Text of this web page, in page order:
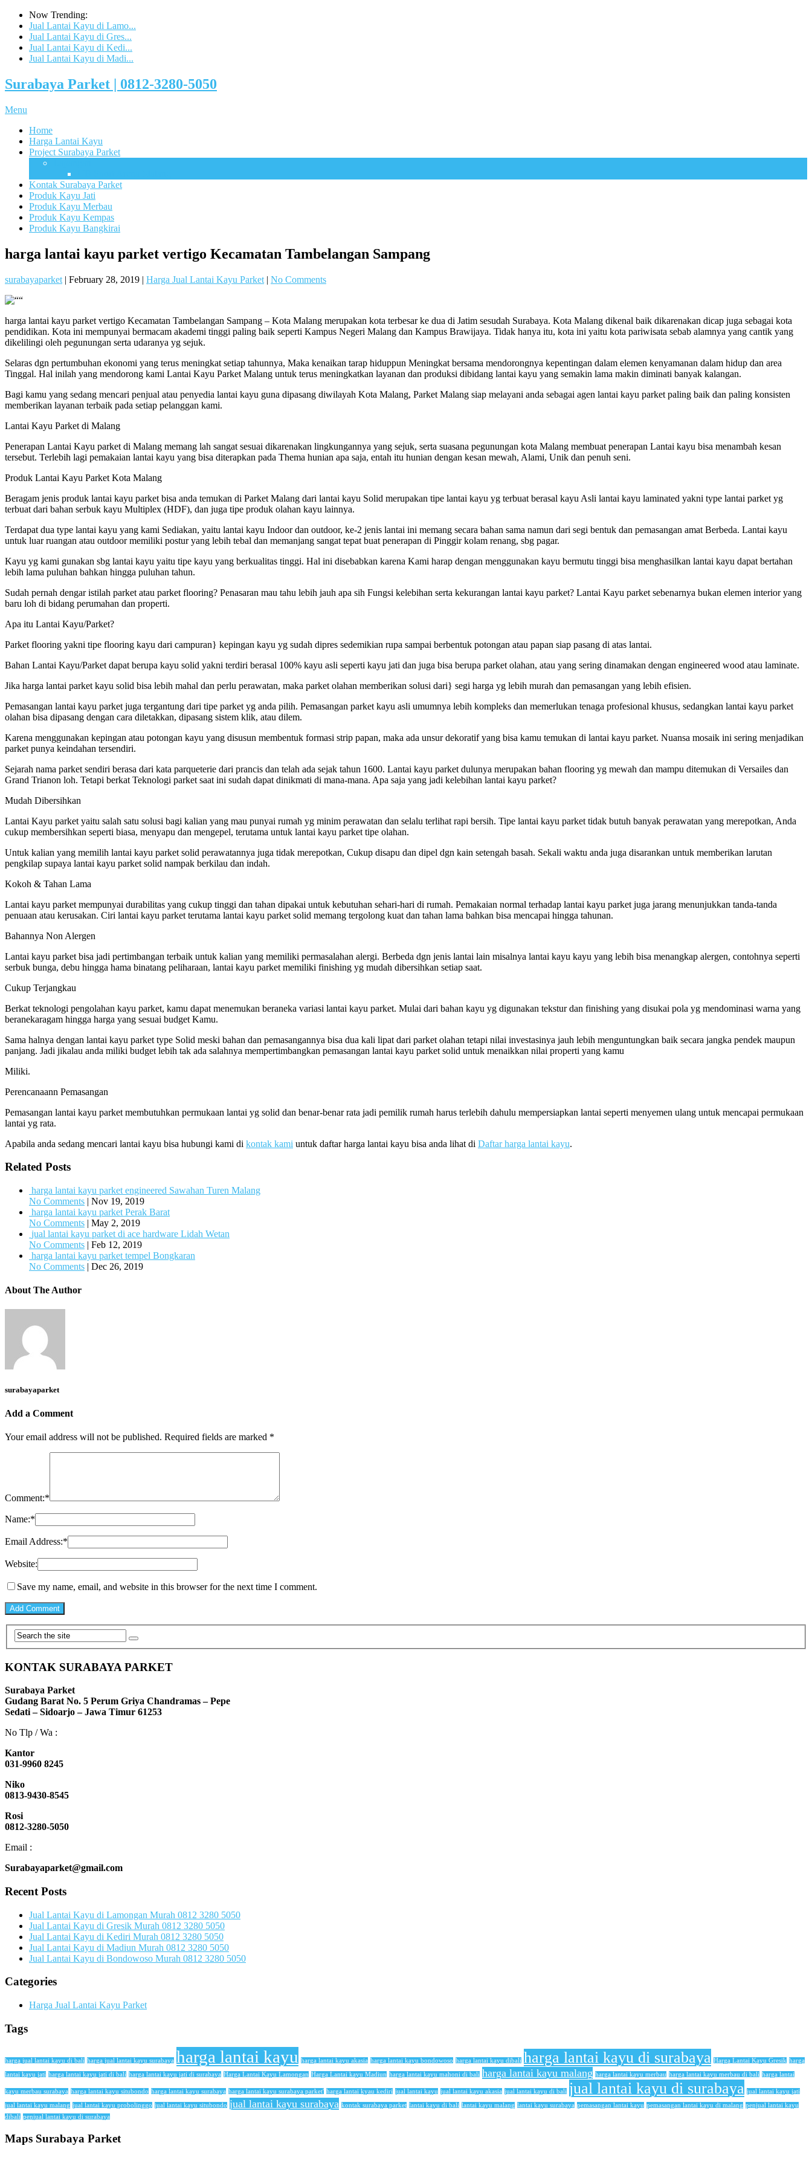
Now Trending:
Jual Lantai Kayu di Lamo...
Jual Lantai Kayu di Gres...
Jual Lantai Kayu di Kedi...
Jual Lantai Kayu di Madi...
Surabaya Parket | 0812-3280-5050
Menu
Home
Harga Lantai Kayu
Project Surabaya Parket
Kontak Surabaya Parket
Produk Kayu Jati
Produk Kayu Merbau
Produk Kayu Kempas
Produk Kayu Bangkirai
harga lantai kayu parket vertigo Kecamatan Tambelangan Sampang
surabayaparket | February 28, 2019 | Harga Jual Lantai Kayu Parket | No Comments
harga lantai kayu parket vertigo Kecamatan Tambelangan Sampang – Kota Malang merupakan kota terbesar ke dua di Jatim sesudah Surabaya. Kota Malang dikenal baik dikarenakan dicap juga sebagai kota
pendidikan. Kota ini mempunyai bermacam akademi tinggi paling baik seperti Kampus Negeri Malang dan Kampus Brawijaya. Tidak hanya itu, kota ini yaitu kota pariwisata sebab alamnya yang cantik yang
dikelilingi oleh pegunungan serta udaranya yg sejuk.
Selaras dgn pertumbuhan ekonomi yang terus meningkat setiap tahunnya, Maka kenaikan tarap hiduppun Meningkat bersama mendorongnya kepentingan dalam elemen kenyamanan dalam hidup dan area
Tinggal. Hal inilah yang mendorong kami Lantai Kayu Parket Malang untuk terus meningkatkan layanan dan produksi dibidang lantai kayu yang semakin lama makin diminati banyak kalangan.
Bagi kamu yang sedang mencari penjual atau penyedia lantai kayu guna dipasang diwilayah Kota Malang, Parket Malang siap melayani anda sebagai agen lantai kayu parket paling baik dan paling konsisten
memberikan layanan terbaik pada setiap pelanggan kami.
Lantai Kayu Parket di Malang
Penerapan Lantai Kayu parket di Malang memang lah sangat sesuai dikarenakan lingkungannya yang sejuk, serta suasana pegunungan kota Malang membuat penerapan Lantai kayu bisa menambah kesan
tersebut. Terlebih lagi pemakaian lantai kayu yang bisa diterapkan pada Thema hunian apa saja, entah itu hunian dengan kesan mewah, Alami, Unik dan penuh seni.
Produk Lantai Kayu Parket Kota Malang
Beragam jenis produk lantai kayu parket bisa anda temukan di Parket Malang dari lantai kayu Solid merupakan tipe lantai kayu yg terbuat berasal kayu Asli lantai kayu laminated yakni type lantai parket yg
terbuat dari bahan serbuk kayu Multiplex (HDF), dan juga tipe produk olahan kayu lainnya.
Terdapat dua type lantai kayu yang kami Sediakan, yaitu lantai kayu Indoor dan outdoor, ke-2 jenis lantai ini memang secara bahan sama namun dari segi bentuk dan pemasangan amat Berbeda. Lantai kayu
untuk luar ruangan atau outdoor memiliki postur yang lebih tebal dan memanjang sangat tepat buat penerapan di Pinggir kolam renang, sbg pagar.
Kayu yg kami gunakan sbg lantai kayu yaitu tipe kayu yang berkualitas tinggi. Hal ini disebabkan karena Kami harap dengan menggunakan kayu bermutu tinggi bisa menghasilkan lantai kayu dapat bertahan
lebih lama puluhan bahkan hingga puluhan tahun.
Sudah pernah dengar istilah parket atau parket flooring? Penasaran mau tahu lebih jauh apa sih Fungsi kelebihan serta kekurangan lantai kayu parket? Lantai Kayu parket sebenarnya bukan elemen interior yang
baru loh di bidang perumahan dan properti.
Apa itu Lantai Kayu/Parket?
Parket flooring yakni tipe flooring kayu dari campuran} kepingan kayu yg sudah dipres sedemikian rupa sampai berbentuk potongan atau papan siap pasang di atas lantai.
Bahan Lantai Kayu/Parket dapat berupa kayu solid yakni terdiri berasal 100% kayu asli seperti kayu jati dan juga bisa berupa parket olahan, atau yang sering dinamakan dengan engineered wood atau laminate.
Jika harga lantai parket kayu solid bisa lebih mahal dan perlu perawatan, maka parket olahan memberikan solusi dari} segi harga yg lebih murah dan pemasangan yang lebih efisien.
Pemasangan lantai kayu parket juga tergantung dari tipe parket yg anda pilih. Pemasangan parket kayu asli umumnya lebih kompleks dan memerlukan tenaga profesional khusus, sedangkan lantai kayu parket
olahan bisa dipasang dengan cara diletakkan, dipasang sistem klik, atau dilem.
Karena menggunakan kepingan atau potongan kayu yang disusun membentuk formasi strip papan, maka ada unsur dekoratif yang bisa kamu temukan di lantai kayu parket. Nuansa mosaik ini sering menjadikan
parket punya keindahan tersendiri.
Sejarah nama parket sendiri berasa dari kata parqueterie dari prancis dan telah ada sejak tahun 1600. Lantai kayu parket dulunya merupakan bahan flooring yg mewah dan mampu ditemukan di Versailes dan
Grand Trianon loh. Tetapi berkat Teknologi parket saat ini sudah dapat dinikmati di mana-mana. Apa saja yang jadi kelebihan lantai kayu parket?
Mudah Dibersihkan
Lantai Kayu parket yaitu salah satu solusi bagi kalian yang mau punyai rumah yg minim perawatan dan selalu terlihat rapi bersih. Tipe lantai kayu parket tidak butuh banyak perawatan yang merepotkan, Anda
cukup membersihkan seperti biasa, menyapu dan mengepel, terutama untuk lantai kayu parket tipe olahan.
Untuk kalian yang memilih lantai kayu parket solid perawatannya juga tidak merepotkan, Cukup disapu dan dipel dgn kain setengah basah. Sekali waktu anda juga disarankan untuk memberikan larutan
pengkilap supaya lantai kayu parket solid nampak berkilau dan indah.
Kokoh & Tahan Lama
Lantai kayu parket mempunyai durabilitas yang cukup tinggi dan tahan dipakai untuk kebutuhan sehari-hari di rumah. Pemakaian normal terhadap lantai kayu parket juga jarang menunjukkan tanda-tanda
penuaan atau kerusakan. Ciri lantai kayu parket terutama lantai kayu parket solid memang tergolong kuat dan tahan lama bahkan bisa mencapai hingga tahunan.
Bahannya Non Alergen
Lantai kayu parket bisa jadi pertimbangan terbaik untuk kalian yang memiliki permasalahan alergi. Berbeda dgn jenis lantai lain misalnya lantai kayu kayu yang lebih bisa menangkap alergen, contohnya seperti
serbuk bunga, debu hingga hama binatang peliharaan, lantai kayu parket memiliki finishing yg mudah dibersihkan setiap saat.
Cukup Terjangkau
Berkat teknologi pengolahan kayu parket, kamu dapat menemukan beraneka variasi lantai kayu parket. Mulai dari bahan kayu yg digunakan tekstur dan finishing yang disukai pola yg mendominasi warna yang
beranekaragam hingga harga yang sesuai budget Kamu.
Sama halnya dengan lantai kayu parket type Solid meski bahan dan pemasangannya bisa dua kali lipat dari parket olahan tetapi nilai investasinya jauh lebih menguntungkan baik secara jangka pendek maupun
panjang. Jadi jikalau anda miliki budget lebih tak ada salahnya mempertimbangkan pemasangan lantai kayu parket solid untuk menaikkan nilai properti yang kamu
Miliki.
Perencanaann Pemasangan
Pemasangan lantai kayu parket membutuhkan permukaan lantai yg solid dan benar-benar rata jadi pemilik rumah harus terlebih dahulu mempersiapkan lantai seperti menyemen ulang untuk mencapai permukaan
lantai yg rata.
Apabila anda sedang mencari lantai kayu bisa hubungi kami di kontak kami untuk daftar harga lantai kayu bisa anda lihat di Daftar harga lantai kayu.
Related Posts
harga lantai kayu parket engineered Sawahan Turen Malang
No Comments | Nov 19, 2019
harga lantai kayu parket Perak Barat
No Comments | May 2, 2019
jual lantai kayu parket di ace hardware Lidah Wetan
No Comments | Feb 12, 2019
harga lantai kayu parket tempel Bongkaran
No Comments | Dec 26, 2019
About The Author
surabayaparket
Add a Comment
Your email address will not be published. Required fields are marked *
Comment:*
Name:*
Email Address:*
Website:
Save my name, email, and website in this browser for the next time I comment.
KONTAK SURABAYA PARKET
Surabaya Parket
Gudang Barat No. 5 Perum Griya Chandramas – Pepe
Sedati – Sidoarjo – Jawa Timur 61253
No Tlp / Wa :
Kantor
031-9960 8245
Niko
0813-9430-8545
Rosi
0812-3280-5050
Email :
Surabayaparket@gmail.com
Recent Posts
Jual Lantai Kayu di Lamongan Murah 0812 3280 5050
Jual Lantai Kayu di Gresik Murah 0812 3280 5050
Jual Lantai Kayu di Kediri Murah 0812 3280 5050
Jual Lantai Kayu di Madiun Murah 0812 3280 5050
Jual Lantai Kayu di Bondowoso Murah 0812 3280 5050
Categories
Harga Jual Lantai Kayu Parket
Tags
harga jual lantai kayu di bali harga jual lantai kayu surabaya harga lantai kayu harga lantai kayu akasia harga lantai kayu bondowoso harga lantai kayu dibali harga lantai kayu di surabaya Harga Lantai Kayu Gresik harga
lantai kayu jati harga lantai kayu jati di bali harga lantai kayu jati di surabaya Harga Lantai Kayu Lamongan Harga Lantai kayu Madiun harga lantai kayu mahoni di bali harga lantai kayu malang harga lantai kayu merbau harga lantai kayu merbau di bali harga lantai
kayu merbau surabaya harga lantai kayu situbondo harga lantai kayu surabaya harga lantai kayu surabaya parket' harga lantai kyau kediri jual lantai kayu jual lantai kayu akasia jual lantai kayu di bali jual lantai kayu di surabaya jual lantai kayu jati
jual lantai kayu malang jual lantai kayu probolinggo jual lantai kayu situbondo jual lantai kayu surabaya kontak surabaya parket lantai kayu di bali lantai kayu malang lantai kayu surabaya pemasangan lantai kayu pemasangan lantai kayu di malang penjual lantai kayu
dibali penjual lantai kayu di surabaya
Maps Surabaya Parket